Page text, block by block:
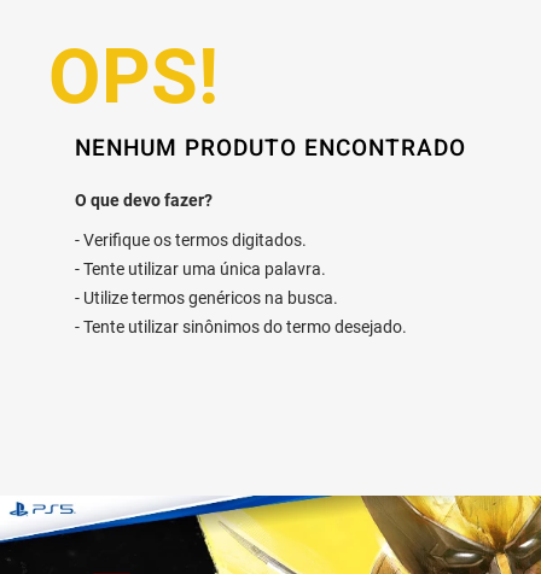
NENHUM PRODUTO ENCONTRADO
Verifique os termos digitados.
Tente utilizar uma única palavra.
Utilize termos genéricos na busca.
Tente utilizar sinônimos do termo desejado.